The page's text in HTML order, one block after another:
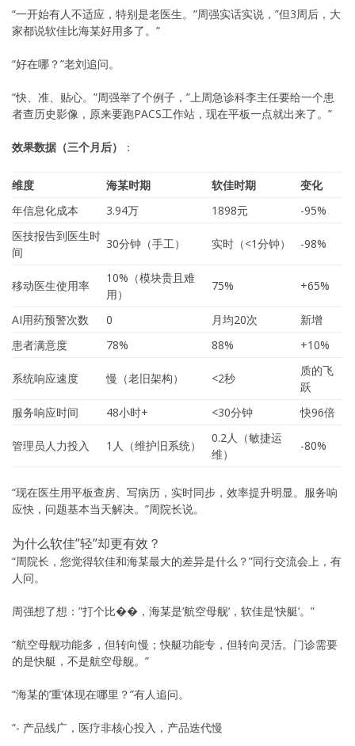
“一开始有人不适应，特别是老医生。”周强实话实说，”但3周后，大
家都说软佳比海某好用多了。”
“好在哪？”老刘追问。
“快、准、贴心。”周强举了个例子，”上周急诊科李主任要给一个患
者查历史影像，原来要跑PACS工作站，现在平板一点就出来了。”
效果数据（三个月后） ：
维度 海某时期 软佳时期
变化
年信息化成本
3.94万 1898元
-95%
医技报告到医生时
间
30分钟（手工） 实时（<1分钟） -98%
移动医生使用率
10%（模块贵且难
用）
75% +65%
AI用药预警次数 0 月均20次
新增
患者满意度
78% 88% +10%
系统响应速度 慢（老旧架构） <2秒
质的飞
跃
服务响应时间
48小时+ <30分钟 快96倍
管理员人力投入 1人（维护旧系统）
0.2人（敏捷运
维）
-80%
“现在医生用平板查房、写病历，实时同步，效率提升明显。服务响
应快，问题基本当天解决。”周院长说。
为什么软佳”轻”却更有效？
“周院长，您觉得软佳和海某最大的差异是什么？”同行交流会上，有
人问。
周强想了想：”打个比��，海某是’航空母舰’，软佳是’快艇’。”
“航空母舰功能多，但转向慢；快艇功能专，但转向灵活。门诊需要
的是快艇，不是航空母舰。”
“海某的’重’体现在哪里？”有人追问。
“- 产品线广，医疗非核心投入，产品迭代慢